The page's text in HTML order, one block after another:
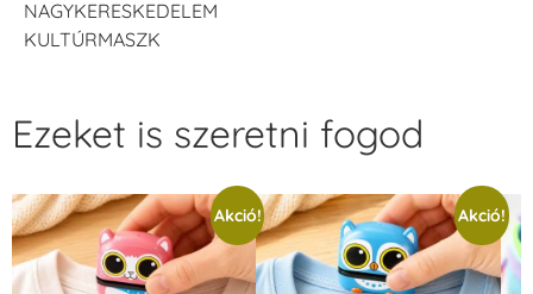
NAGYKERESKEDELEM
KULTÚRMASZK
Ezeket is szeretni fogod
Akció! Akció!